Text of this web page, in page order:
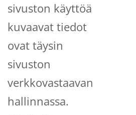
sivuston käyttöä
kuvaavat tiedot
ovat täysin
sivuston
verkkovastaavan
hallinnassa.